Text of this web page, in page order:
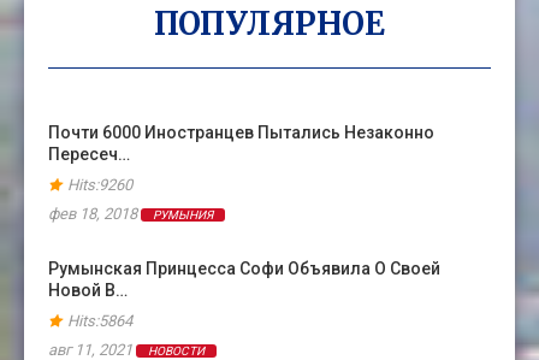
ПОПУЛЯРНОЕ
Почти 6000 Иностранцев Пытались Незаконно
Пересеч…
Hits:9260
фев 18, 2018
РУМЫНИЯ
Румынская Принцесса Софи Объявила О Своей
Новой В…
Hits:5864
авг 11, 2021
НОВОСТИ